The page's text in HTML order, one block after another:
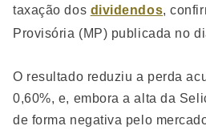
taxação dos dividendos,
Provisória (MP) publicada no
O resultado reduziu a perda
0,60%, e, embora a alta da
de forma negativa pelo